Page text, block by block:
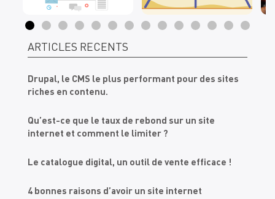
ARTICLES RÉCENTS
Drupal, le CMS le plus performant pour des sites
riches en contenu.
Qu’est-ce que le taux de rebond sur un site
internet et comment le limiter ?
Le catalogue digital, un outil de vente efficace !
4 bonnes raisons d’avoir un site internet